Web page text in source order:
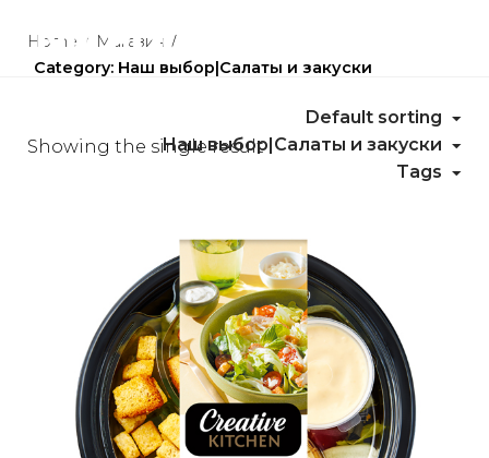
content
Home / Магазин /
Category: Наш выбор|Салаты и закуски
Showing the single result
Default sorting
Наш выбор|Салаты и закуски
Tags